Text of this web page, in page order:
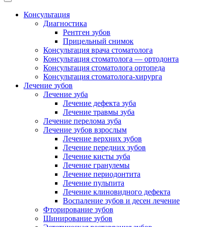
Консультация
Диагностика
Рентген зубов
Прицельный снимок
Консультация врача стоматолога
Консультация стоматолога — ортодонта
Консультация стоматолога ортопеда
Консультация стоматолога-хирурга
Лечение зубов
Лечение зуба
Лечение дефекта зуба
Лечение травмы зуба
Лечение перелома зуба
Лечение зубов взрослым
Лечение верхних зубов
Лечение передних зубов
Лечение кисты зуба
Лечение гранулемы
Лечение периодонтита
Лечение пульпита
Лечение клиновидного дефекта
Воспаление зубов и десен лечение
Фторирование зубов
Шинирование зубов